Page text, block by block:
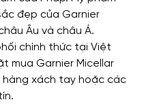
đẹp của Garnier
Âu và châu Á.
chính thức tại Việt
mua Garnier Micellar
xách tay hoặc các